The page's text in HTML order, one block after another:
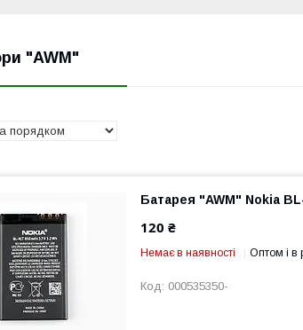
"AWM"
Батарея "AWM" Nokia
120 ₴
Немає в наявності Оптом і в
000535350-